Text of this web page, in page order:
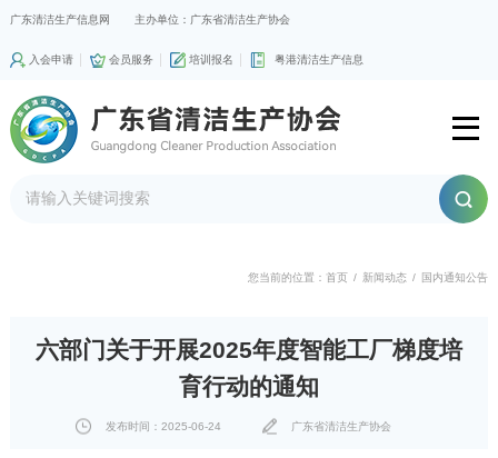
广东清洁生产信息网 主办单位：广东省清洁生产协会
入会申请 会员服务 培训报名 粤港清洁生产信息
您当前的位置：首页 / 新闻动态 / 国内通知公告
六部门关于开展2025年度智能工厂梯度培
育行动的通知
发布时间：2025-06-24 广东省清洁生产协会